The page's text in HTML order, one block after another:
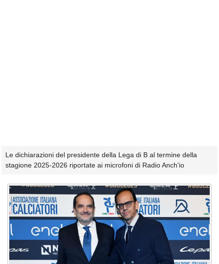
Le dichiarazioni del presidente della Lega di B al termine della
stagione 2025-2026 riportate ai microfoni di Radio Anch'io